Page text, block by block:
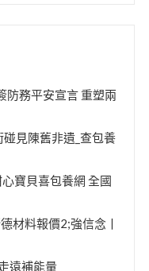
防務平安宣言 重塑兩
見陳舊非遺_查包養
寶貝喜包養網 全國
材料報價2;強信念丨
遠補能量